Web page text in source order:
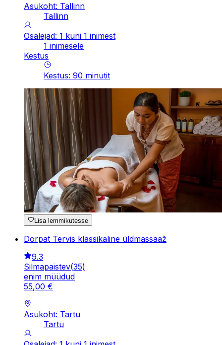
Asukoht: Tallinn
Tallinn
Osalejad: 1 kuni 1 inimest
1 inimesele
Kestus
Kestus: 90 minutit
Lisa lemmikutesse
Dorpat Tervis klassikaline üldmassaaž
9.3
Silmapaistev(35)
enim müüdud
55,00 €
Asukoht: Tartu
Tartu